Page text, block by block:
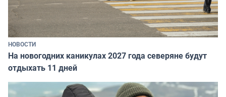
НОВОСТИ
На новогодних каникулах 2027 года северяне будут
отдыхать 11 дней